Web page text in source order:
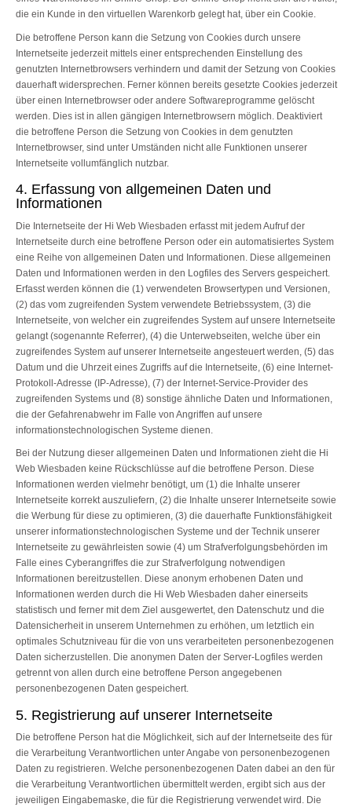
die ein Kunde in den virtuellen Warenkorb gelegt hat, über ein Cookie.
Die betroffene Person kann die Setzung von Cookies durch unsere
Internetseite jederzeit mittels einer entsprechenden Einstellung des
genutzten Internetbrowsers verhindern und damit der Setzung von Cookies
dauerhaft widersprechen. Ferner können bereits gesetzte Cookies jederzeit
über einen Internetbrowser oder andere Softwareprogramme gelöscht
werden. Dies ist in allen gängigen Internetbrowsern möglich. Deaktiviert
die betroffene Person die Setzung von Cookies in dem genutzten
Internetbrowser, sind unter Umständen nicht alle Funktionen unserer
Internetseite vollumfänglich nutzbar.
4. Erfassung von allgemeinen Daten und
Informationen
Die Internetseite der Hi Web Wiesbaden erfasst mit jedem Aufruf der
Internetseite durch eine betroffene Person oder ein automatisiertes System
eine Reihe von allgemeinen Daten und Informationen. Diese allgemeinen
Daten und Informationen werden in den Logfiles des Servers gespeichert.
Erfasst werden können die (1) verwendeten Browsertypen und Versionen,
(2) das vom zugreifenden System verwendete Betriebssystem, (3) die
Internetseite, von welcher ein zugreifendes System auf unsere Internetseite
gelangt (sogenannte Referrer), (4) die Unterwebseiten, welche über ein
zugreifendes System auf unserer Internetseite angesteuert werden, (5) das
Datum und die Uhrzeit eines Zugriffs auf die Internetseite, (6) eine Internet-
Protokoll-Adresse (IP-Adresse), (7) der Internet-Service-Provider des
zugreifenden Systems und (8) sonstige ähnliche Daten und Informationen,
die der Gefahrenabwehr im Falle von Angriffen auf unsere
informationstechnologischen Systeme dienen.
Bei der Nutzung dieser allgemeinen Daten und Informationen zieht die Hi
Web Wiesbaden keine Rückschlüsse auf die betroffene Person. Diese
Informationen werden vielmehr benötigt, um (1) die Inhalte unserer
Internetseite korrekt auszuliefern, (2) die Inhalte unserer Internetseite sowie
die Werbung für diese zu optimieren, (3) die dauerhafte Funktionsfähigkeit
unserer informationstechnologischen Systeme und der Technik unserer
Internetseite zu gewährleisten sowie (4) um Strafverfolgungsbehörden im
Falle eines Cyberangriffes die zur Strafverfolgung notwendigen
Informationen bereitzustellen. Diese anonym erhobenen Daten und
Informationen werden durch die Hi Web Wiesbaden daher einerseits
statistisch und ferner mit dem Ziel ausgewertet, den Datenschutz und die
Datensicherheit in unserem Unternehmen zu erhöhen, um letztlich ein
optimales Schutzniveau für die von uns verarbeiteten personenbezogenen
Daten sicherzustellen. Die anonymen Daten der Server-Logfiles werden
getrennt von allen durch eine betroffene Person angegebenen
personenbezogenen Daten gespeichert.
5. Registrierung auf unserer Internetseite
Die betroffene Person hat die Möglichkeit, sich auf der Internetseite des für
die Verarbeitung Verantwortlichen unter Angabe von personenbezogenen
Daten zu registrieren. Welche personenbezogenen Daten dabei an den für
die Verarbeitung Verantwortlichen übermittelt werden, ergibt sich aus der
jeweiligen Eingabemaske, die für die Registrierung verwendet wird. Die